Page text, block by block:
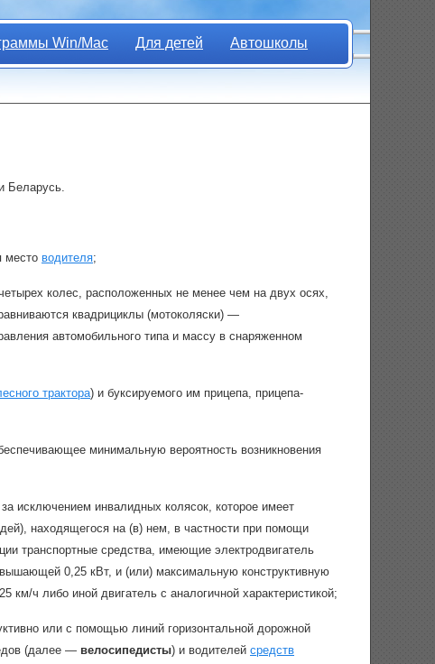
Win/Mac Для детей Автошколы
Беларусь.
место водителя;
колес, расположенных не менее чем на двух осях,
квадрициклы (мотоколяски) —
автомобильного типа и массу в снаряженном
трактора) и буксируемого им прицепа, прицепа-
минимальную вероятность возникновения
исключением инвалидных колясок, которое имеет
находящегося на (в) нем, в частности при помощи
транспортные средства, имеющие электродвигатель
0,25 кВт, и (или) максимальную конструктивную
км/ч либо иной двигатель с аналогичной характеристикой;
или с помощью линий горизонтальной дорожной
(далее — велосипедисты) и водителей средств